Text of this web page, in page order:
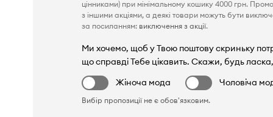
цінниками) при мінімальному кошику 4000 грн.
з іншими акціями, а деякі товари можуть бути
за посиланням: виключення з акції.
Ми хочемо, щоб у Твою поштову скриньку
що справді Тебе цікавить. Скажи, будь
Жіноча мода
Чоловіча
Вибір пропозиції не є обов'язковим.